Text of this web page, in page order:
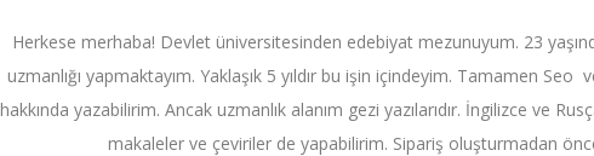
Herkese merhaba! Devlet üniversitesinden edebiyat mezunuyum. 23
uzmanlığı yapmaktayım. Yaklaşık 5 yıldır bu işin içindeyim. Tamamen
hakkında yazabilirim. Ancak uzmanlık alanım gezi yazılarıdır. İngilizce ve
makaleler ve çeviriler de yapabilirim. Sipariş oluşturmadan